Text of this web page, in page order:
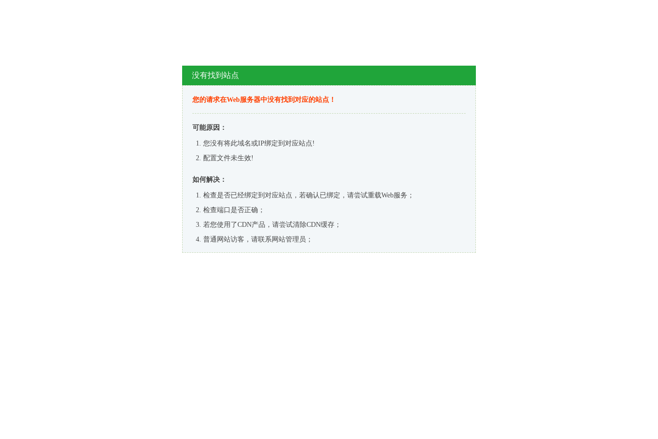
没有找到站点
您的请求在Web服务器中没有找到对应的站点！
可能原因：
您没有将此域名或IP绑定到对应站点!
配置文件未生效!
如何解决：
检查是否已经绑定到对应站点，若确认已绑定，请尝试重载Web服务；
检查端口是否正确；
若您使用了CDN产品，请尝试清除CDN缓存；
普通网站访客，请联系网站管理员；